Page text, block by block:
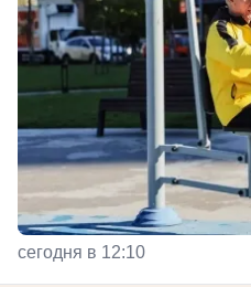
сегодня в 12:10